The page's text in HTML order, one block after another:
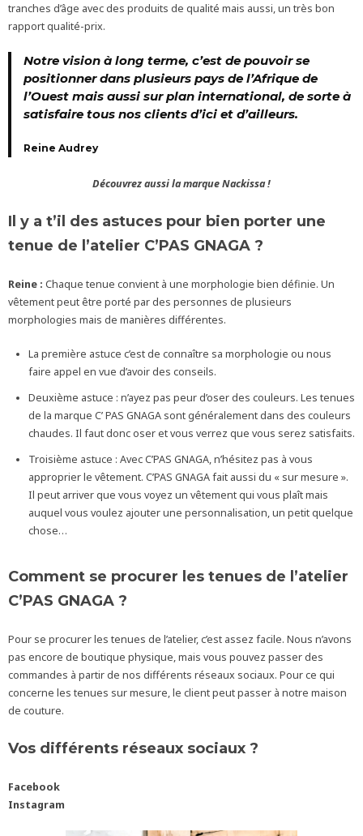
tranches d’âge avec des produits de qualité mais aussi, un très bon
rapport qualité-prix.
Notre vision à long terme, c’est de pouvoir se
positionner dans plusieurs pays de l’Afrique de
l’Ouest mais aussi sur plan international, de sorte à
satisfaire tous nos clients d’ici et d’ailleurs.
Reine Audrey
Découvrez aussi la marque Nackissa !
Il y a t’il des astuces pour bien porter une
tenue de l’atelier C’PAS GNAGA ?
Reine : Chaque tenue convient à une morphologie bien définie. Un
vêtement peut être porté par des personnes de plusieurs
morphologies mais de manières différentes.
La première astuce c’est de connaître sa morphologie ou nous
faire appel en vue d’avoir des conseils.
Deuxième astuce : n’ayez pas peur d’oser des couleurs. Les tenues
de la marque C’ PAS GNAGA sont généralement dans des couleurs
chaudes. Il faut donc oser et vous verrez que vous serez satisfaits.
Troisième astuce : Avec C’PAS GNAGA, n’hésitez pas à vous
approprier le vêtement. C’PAS GNAGA fait aussi du « sur mesure ».
Il peut arriver que vous voyez un vêtement qui vous plaît mais
auquel vous voulez ajouter une personnalisation, un petit quelque
chose…
Comment se procurer les tenues de l’atelier
C’PAS GNAGA ?
Pour se procurer les tenues de l’atelier, c’est assez facile. Nous n’avons
pas encore de boutique physique, mais vous pouvez passer des
commandes à partir de nos différents réseaux sociaux. Pour ce qui
concerne les tenues sur mesure, le client peut passer à notre maison
de couture.
Vos différents réseaux sociaux ?
Facebook
Instagram